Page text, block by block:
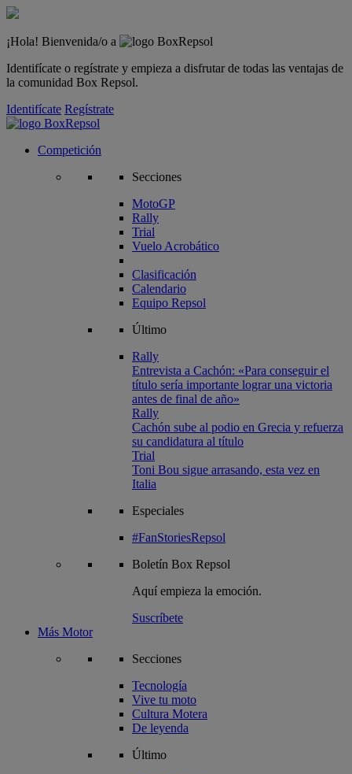
¡Hola! Bienvenida/o a
Identifícate o regístrate y empieza a disfrutar de todas las ventajas de
la comunidad Box Repsol.
Identifícate Regístrate
Competición
Secciones
MotoGP
Rally
Trial
Vuelo Acrobático
Clasificación
Calendario
Equipo Repsol
Último
Rally
Entrevista a Cachón: «Para conseguir el
título sería importante lograr una victoria
antes de final de año»
Rally
Cachón sube al podio en Grecia y refuerza
su candidatura al título
Trial
Toni Bou sigue arrasando, esta vez en
Italia
Especiales
#FanStoriesRepsol
Boletín Box Repsol
Aquí empieza la emoción.
Suscríbete
Más Motor
Secciones
Tecnología
Vive tu moto
Cultura Motera
De leyenda
Último